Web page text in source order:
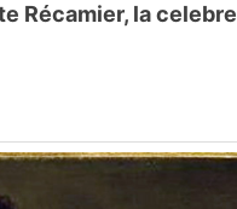
Récamier, la celebre